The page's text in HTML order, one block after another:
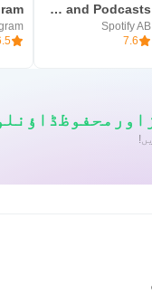
Spotify: Music and Podcasts
Spotify AB
7.6